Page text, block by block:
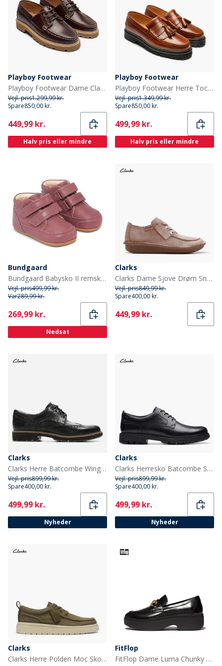
Playboy Footwear
Playboy Footwear Dame Claudine Sko Mørkebrun Læder Dk.Brown Leather
Vejl. pris1.299,99 kr.
Spare850,00 kr.
Current
449,99 kr.
Halv pris eller mindre
Playboy Footwear
Playboy Footwear Herre Toc1936 The Baker Sko Brandy Leather
Vejl. pris1.349,99 kr.
Spare850,00 kr.
Current
499,99 kr.
Halv pris eller mindre
Bundgaard
Bundgaard Babysko II remsko Dark Rose Ws
Vejl. pris499,99 kr.
Var289,99 kr.
Current
269,99 kr.
Nedsat
Clarks
Clarks Dame Sjove Drøm Snørebånd Sko Light Pink Suede
Vejl. pris849,99 kr.
Spare400,00 kr.
Current
449,99 kr.
Clarks
Clarks Herre Batcombe Wing Brogue Sko Black Leather
Vejl. pris899,99 kr.
Spare400,00 kr.
Current
499,99 kr.
Nyheder
Clarks
Clarks Herresko Batcombe Snørebånd Black Leather
Vejl. pris899,99 kr.
Spare400,00 kr.
Current
499,99 kr.
Nyheder
Clarks
Clarks Herre Polden Moc Sko Olive Canvas
FitFlop
FitFlop Dame Luma Chunky Snaffle Læder Demi Wedge Loafers Sort